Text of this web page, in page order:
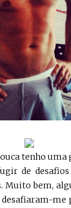
tenho uma
de
Muito bem,
me